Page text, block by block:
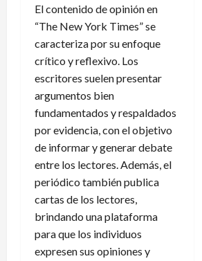
El contenido de opinión en
“The New York Times” se
caracteriza por su enfoque
crítico y reflexivo. Los
escritores suelen presentar
argumentos bien
fundamentados y respaldados
por evidencia, con el objetivo
de informar y generar debate
entre los lectores. Además, el
periódico también publica
cartas de los lectores,
brindando una plataforma
para que los individuos
expresen sus opiniones y